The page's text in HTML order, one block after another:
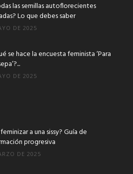
las semillas autoflorecientes
Lo que debes saber
DE 2025
se hace la encuesta feminista ‘Para
DE 2025
a una sissy? Guía de
progresiva
DE 2025